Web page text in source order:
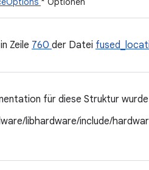
Zeile 760 der Datei
für diese Struktur
libhardware/include/